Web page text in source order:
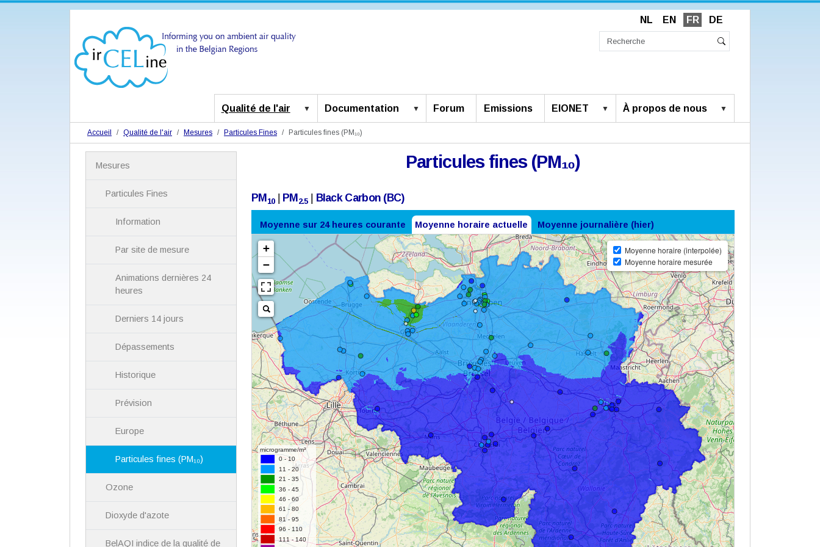
NL EN FR DE
Qualité de l'air Documentation Forum Emissions EIONET À propos de nous
Accueil Qualité de l'air Mesures Particules Fines Particules fines (PM₁₀)
Particules fines (PM₁₀)
PM 10 PM 2.5| Black Carbon (BC)
Moyenne sur 24 heures courante Moyenne horaire actuelle Moyenne journalière (hier)
Mesures
Particules Fines
Information
Par site de mesure
Animations dernières 24
heures
Derniers 14 jours
Dépassements
Historique
Prévision
Europe
Particules fines (PM₁₀)
Ozone
Dioxyde d'azote
BelAQI indice de la qualité de